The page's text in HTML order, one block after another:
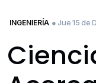
INGENIERÍA ● Jue 15 de